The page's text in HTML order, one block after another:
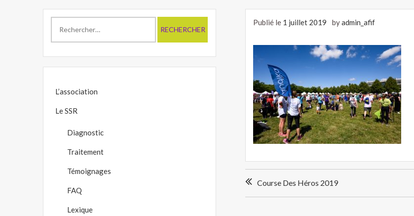
Publié le 1 juillet 2019 byadmin_afif
Navigation
Course Des Héros 2019
L’association
Le SSR
Diagnostic
Traitement
Témoignages
FAQ
Lexique